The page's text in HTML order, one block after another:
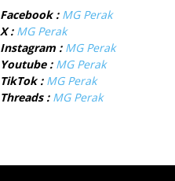
Facebook : MG Perak
X : MG Perak
Instagram : MG Perak
Youtube : MG Perak
TikTok : MG Perak
Threads : MG Perak